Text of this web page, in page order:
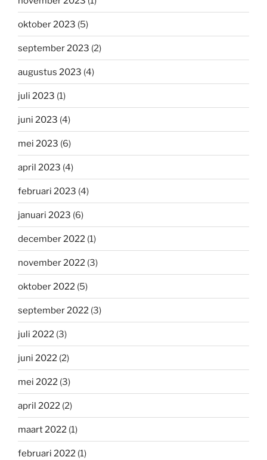
oktober 2023 (5)
september 2023 (2)
augustus 2023 (4)
juli 2023 (1)
juni 2023 (4)
mei 2023 (6)
april 2023 (4)
februari 2023 (4)
januari 2023 (6)
december 2022 (1)
november 2022 (3)
oktober 2022 (5)
september 2022 (3)
juli 2022 (3)
juni 2022 (2)
mei 2022 (3)
april 2022 (2)
maart 2022 (1)
februari 2022 (1)